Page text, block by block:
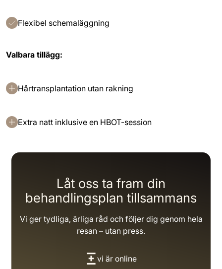
Flexibel schemaläggning
Valbara tillägg:
Hårtransplantation utan rakning
Extra natt inklusive en HBOT-session
Låt oss ta fram din
behandlingsplan tillsammans
Vi ger tydliga, ärliga råd och följer dig genom hela
resan – utan press.
vi är online